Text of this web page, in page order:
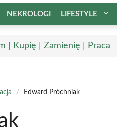
NEKROLOGI LIFESTYLE
| Kupię | Zamienię | Praca
/ Edward Próchniak